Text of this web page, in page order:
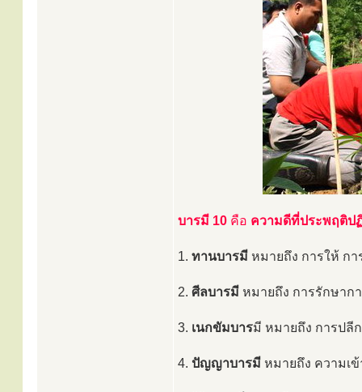
บารมี 10 คือ ความดีที่ประพฤติป
1. ทานบารมี หมายถึง การให้ กา
2. ศีลบารมี หมายถึง การรักษาก
3. เนกขัมบารมี หมายถึง การปลี
4. ปัญญาบารมี หมายถึง ความเ